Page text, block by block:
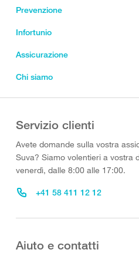
Prevenzione
Infortunio
Assicurazione
Chi siamo
Servizio clienti
Avete domande sulla vostra
Suva? Siamo volentieri a vostra
venerdì, dalle 8:00 alle 17:00.
+41 58 411 12 12
Aiuto e contatti